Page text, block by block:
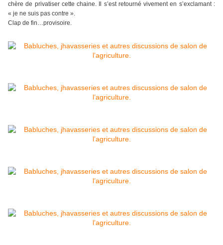
chère de privatiser cette chaine. Il s’est retourné vivement en s’exclamant :
« je ne suis pas contre ».
Clap de fin…provisoire.